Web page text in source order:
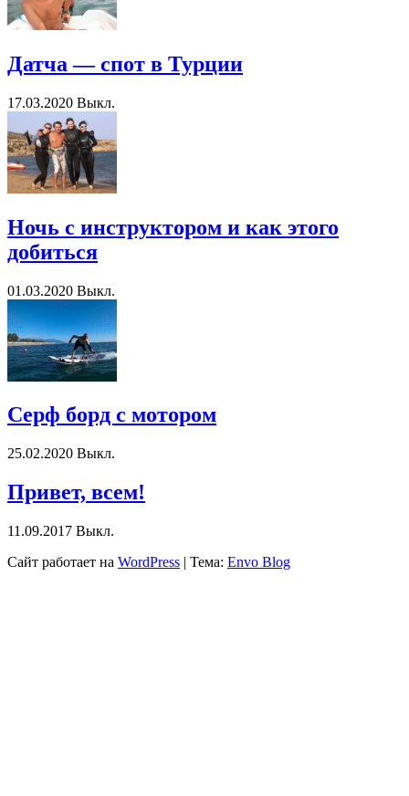
Датча — спот в Турции
17.03.2020 Выкл.
Ночь с инструктором и как этого
добиться
01.03.2020 Выкл.
Серф борд с мотором
25.02.2020 Выкл.
Привет, всем!
11.09.2017 Выкл.
Сайт работает на WordPress | Тема: Envo Blog